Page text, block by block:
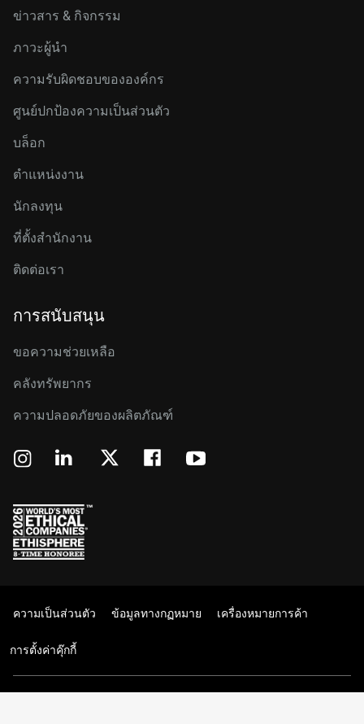
ข่าวสาร & กิจกรรม
ภาวะผู้นำ
ความรับผิดชอบขององค์กร
ศูนย์ปกป้องความเป็นส่วนตัว
บล็อก
ตำแหน่งงาน
นักลงทุน
ที่ตั้งสำนักงาน
ติดต่อเรา
การสนับสนุน
ขอความช่วยเหลือ
คลังทรัพยากร
ความปลอดภัยของผลิตภัณฑ์
ความเป็นส่วนตัว ข้อมูลทางกฏหมาย เครื่องหมายการค้า
การตั้งค่าคุ๊กกี้